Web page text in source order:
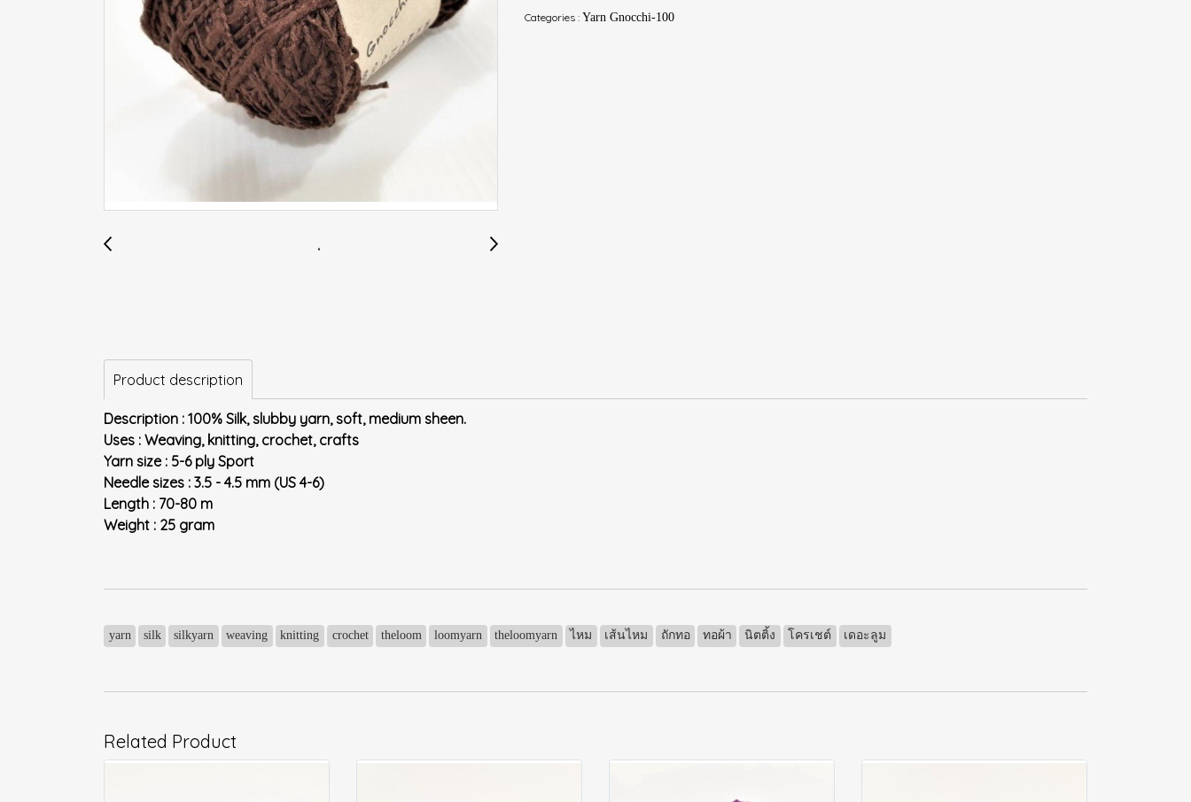
Categories : Yarn Gnocchi-100
Product description
Description : 100% Silk, slubby yarn, soft, medium sheen.
Uses : Weaving, knitting, crochet, crafts
Yarn size : 5-6 ply Sport
Needle sizes : 3.5 - 4.5 mm (US 4-6)
Length : 70-80 m
Weight : 25 gram
yarn silk silkyarn weaving knitting crochet theloom loomyarn theloomyarn ไหม เส้นไหม ถักทอ ทอผ้า นิตติ้ง โครเชต์ เดอะลูม
Related Product